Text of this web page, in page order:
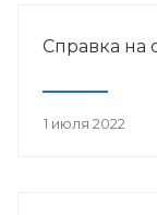
Справка
1 июля 2022